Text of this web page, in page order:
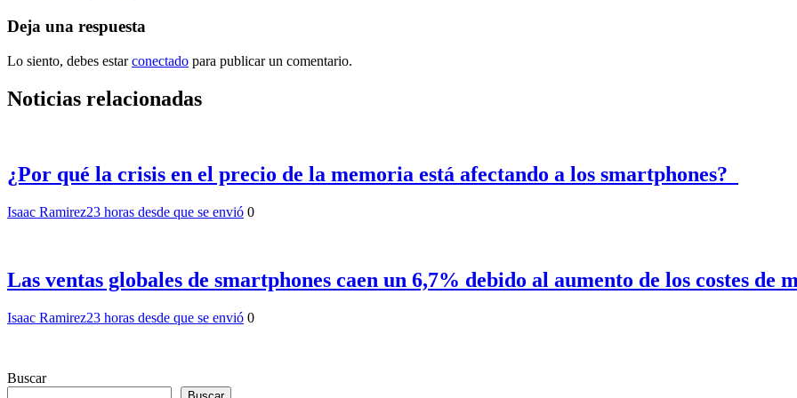
Deja una respuesta
Lo siento, debes estarconectado para publicar un comentario.
Noticias relacionadas
¿Por qué la crisis en el precio de la memoria está afectando a los smartphones?
Isaac Ramirez23 horas desde que se envió 0
Las ventas globales de smartphones caen un 6,7% debido al aumento de los costes de
Isaac Ramirez23 horas desde que se envió 0
Buscar
Buscar